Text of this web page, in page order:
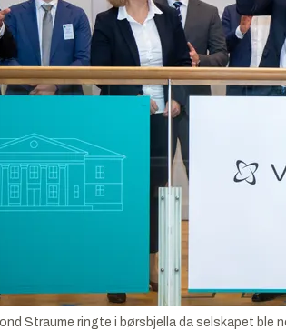
Straume ringte i børsbjella da selskapet ble